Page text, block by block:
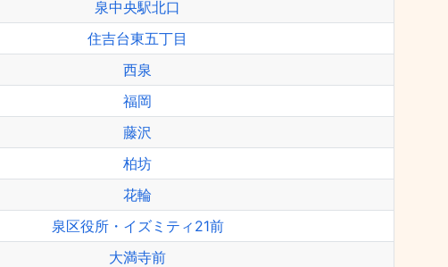
泉中央駅北口
住吉台東五丁目
西泉
福岡
藤沢
柏坊
花輪
泉区役所・イズミティ21前
大満寺前